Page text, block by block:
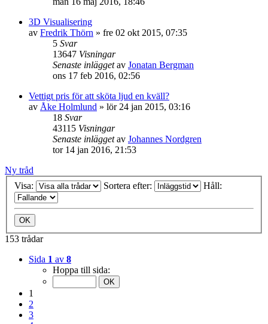
3D Visualisering
av Fredrik Thörn » fre 02 okt 2015, 07:35
5 Svar
13647 Visningar
Senaste inläggetav Jonatan Bergman
ons 17 feb 2016, 02:56
Vettigt pris för att sköta ljud en kväll?
av Åke Holmlund » lör 24 jan 2015, 03:16
18 Svar
43115 Visningar
Senaste inläggetav Johannes Nordgren
tor 14 jan 2016, 21:53
Ny tråd
Visa:
Sortera efter: Håll:
153 trådar
Sida 1 av 8
Hoppa till sida:
1
2
3